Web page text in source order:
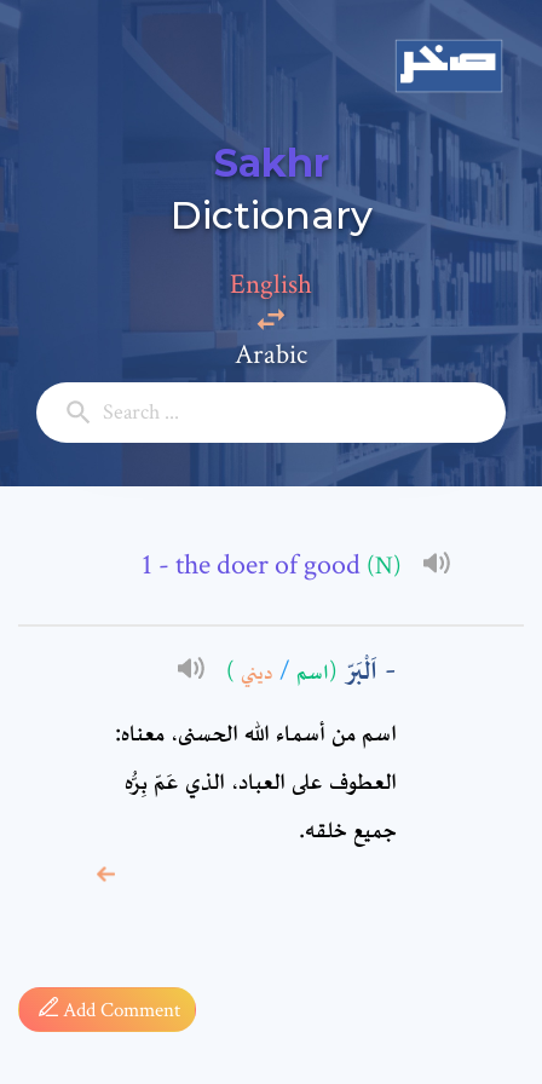
Sakhr
Dictionary
English
Arabic
- the doer of good (N)
اَلْبَرّ (اسم / ديني )
اسم من أسماء الله الحسنى، معناه:
العطوف على العباد، الذي عَمّ بِرُّه
جميع خلقه.
Add Comment
Add a comment
Full Name: *
Subject: *
Comment: *